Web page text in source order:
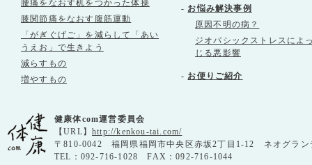
腰痛をなおす机をつかった体操
膝関節痛をなおす腹筋運動
「がぎぐげご」を減らして「あい
うえお」で生きよう
減らすもの
増やすもの
- お悩み解決事例
原因不明の病？
ジオパシックストレスによ
じる悪影響
- お便りご紹介
健康体com運営委員会
【URL】 http://kenkou-tai.com/
〒810-0042 福岡県福岡市中央区赤坂2丁目1-12 ネオグラン
TEL：092-716-1028 FAX：092-716-1044